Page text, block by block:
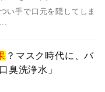
い手で口元を隠してしま
？マスク時代に、バ
臭洗浄水」